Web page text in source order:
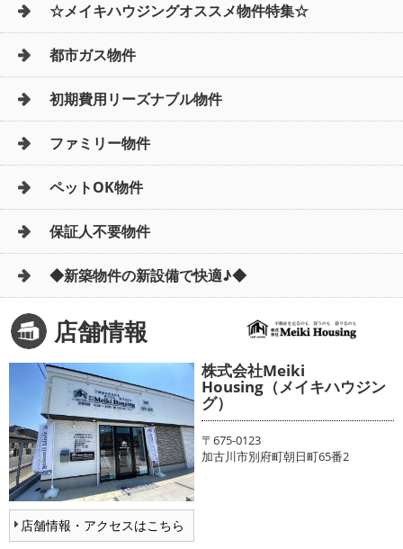
☆メイキハウジングオススメ物件特集☆
都市ガス物件
初期費用リーズナブル物件
ファミリー物件
ペットOK物件
保証人不要物件
◆新築物件の新設備で快適♪◆
店舗情報
店舗情報・アクセスはこちら
株式会社Meiki
Housing（メイキハウジン
グ）
〒675-0123
加古川市別府町朝日町65番2